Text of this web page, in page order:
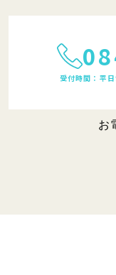
受付時間：平
お